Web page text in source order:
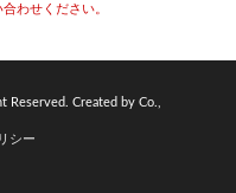
わせください。
Created by Co.,
シー